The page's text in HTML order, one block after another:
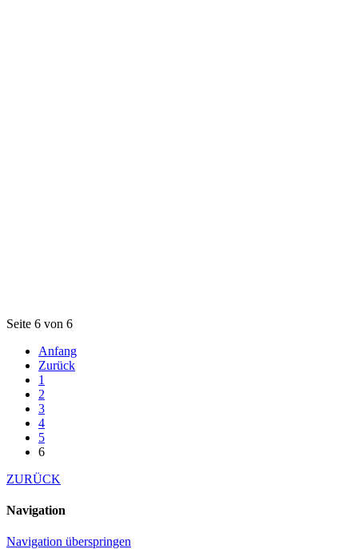
Seite 6 von 6
Anfang
Zurück
1
2
3
4
5
6
ZURÜCK
Navigation
Navigation überspringen